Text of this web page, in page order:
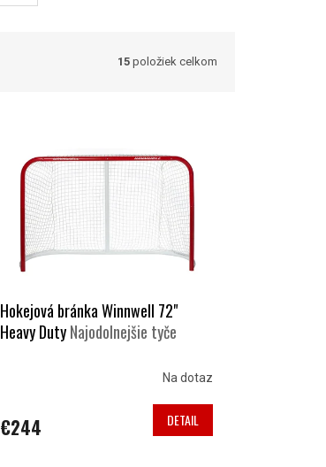
15 položiek celkom
Hokejová bránka Winnwell 72"
Heavy DutyNajodolnejšie tyče
Na dotaz
€244 DETAIL